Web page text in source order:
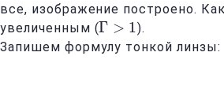
все, изображение построено.
увеличенным (Γ > 1
Γ> 1
).
Запишем формулу тонкой линзы: